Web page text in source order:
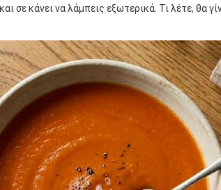
σε κάνει να λάμπεις εξωτερικά. Τι λέτε, θα